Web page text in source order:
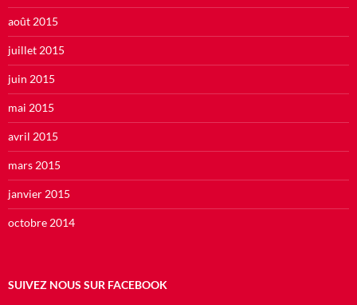
août 2015
juillet 2015
juin 2015
mai 2015
avril 2015
mars 2015
janvier 2015
octobre 2014
SUIVEZ NOUS SUR FACEBOOK